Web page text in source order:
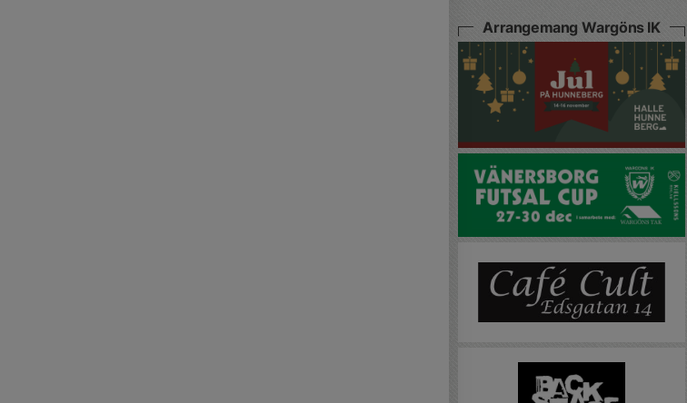
Arrangemang Wargöns IK